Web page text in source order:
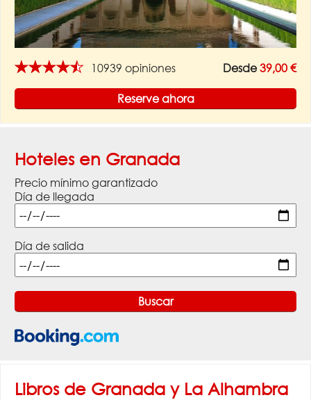
★★★★★ 10939 opiniones Desde39,00 €
Reserve ahora
Hoteles en Granada
Precio mínimo garantizado
Día de llegada
Día de salida
Libros de Granada y La Alhambra